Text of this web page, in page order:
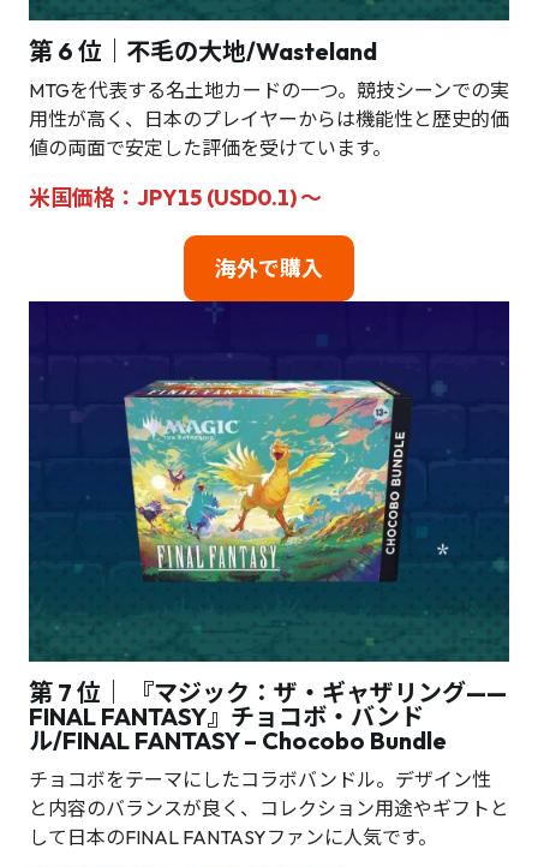
第 6 位｜不毛の大地/Wasteland
MTGを代表する名土地カードの一つ。競技シーンでの実
用性が高く、日本のプレイヤーからは機能性と歴史的価
値の両面で安定した評価を受けています。
米国価格：JPY15 (USD0.1) ～
海外で購入
第 7 位｜ 『マジック：ザ・ギャザリング——
FINAL FANTASY』チョコボ・バンド
ル/FINAL FANTASY – Chocobo Bundle
チョコボをテーマにしたコラボバンドル。デザイン性
と内容のバランスが良く、コレクション用途やギフトと
して日本のFINAL FANTASYファンに人気です。